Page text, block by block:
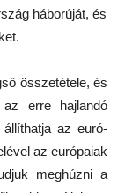
háborúját, és
összetétele, és
erre hajlandó
az euró-
az európaiak
meghúzni a